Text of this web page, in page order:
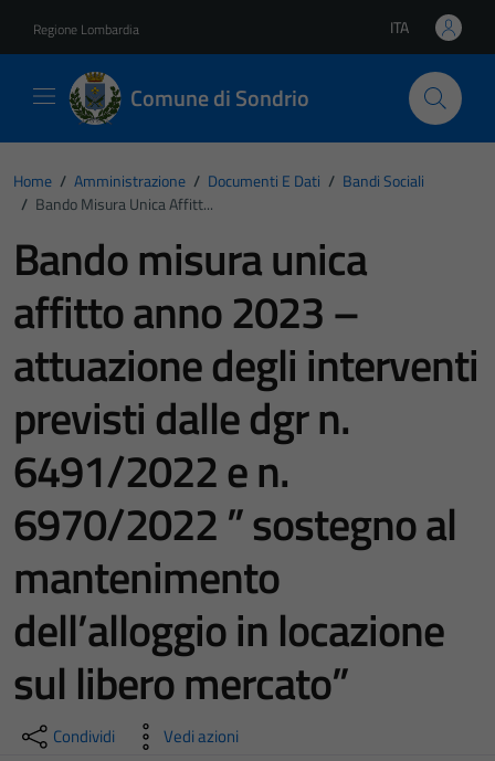
Regione Lombardia Lingua attiva:
ITA
Comune di Sondrio
Home / Amministrazione / Documenti E Dati / Bandi Sociali
/ Bando Misura Unica Affitt...
Bando misura unica
affitto anno 2023 –
attuazione degli interventi
previsti dalle dgr n.
6491/2022 e n.
6970/2022 ” sostegno al
mantenimento
dell’alloggio in locazione
sul libero mercato”
Condividi Vedi azioni